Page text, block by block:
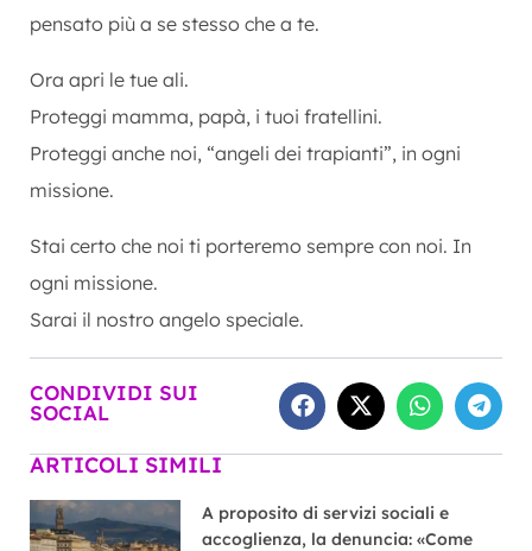
pensato più a se stesso che a te.
Ora apri le tue ali.
Proteggi mamma, papà, i tuoi fratellini.
Proteggi anche noi, “angeli dei trapianti”, in ogni
missione.
Stai certo che noi ti porteremo sempre con noi. In
ogni missione.
Sarai il nostro angelo speciale.
CONDIVIDI SUI
SOCIAL
ARTICOLI SIMILI
A proposito di servizi sociali e
accoglienza, la denuncia: «Come